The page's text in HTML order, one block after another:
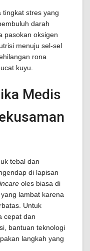
tingkat stres yang
darah
pasokan oksigen
menuju sel-sel
rona
kuyu.
Medis
tebal dan
di lapisan
oles biasa di
lambat karena
Untuk
cepat dan
bantuan teknologi
langkah yang